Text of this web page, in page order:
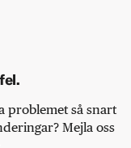
problemet så snart
Mejla oss